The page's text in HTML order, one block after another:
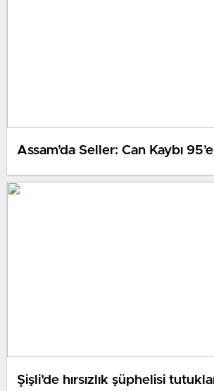
Assam’da Seller: Can Kaybı
Şişli’de hırsızlık şüphelisi